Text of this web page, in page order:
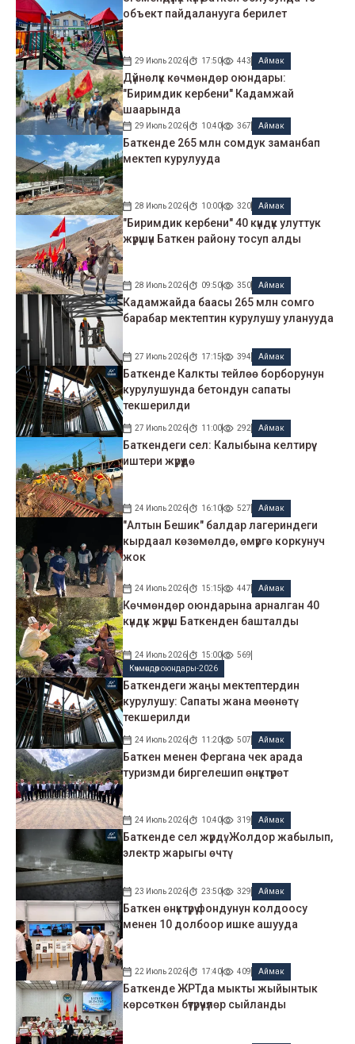
объект пайдаланууга берилет
29 Июль 2026 17:50 443 Аймак
Дүйнөлүк көчмөндөр оюндары:
"Биримдик кербени" Кадамжай
шаарында
29 Июль 2026 10:40 367 Аймак
Баткенде 265 млн сомдук заманбап
мектеп курулууда
28 Июль 2026 10:00 320 Аймак
"Биримдик кербени" 40 күндүк улуттук
жүрүшүн Баткен району тосуп алды
28 Июль 2026 09:50 350 Аймак
Кадамжайда баасы 265 млн сомго
барабар мектептин курулушу уланууда
27 Июль 2026 17:15 394 Аймак
Баткенде Калкты тейлөө борборунун
курулушунда бетондун сапаты
текшерилди
27 Июль 2026 11:00 292 Аймак
Баткендеги сел: Калыбына келтирүү
иштери жүрүүдө
24 Июль 2026 16:10 527 Аймак
"Алтын Бешик" балдар лагериндеги
кырдаал көзөмөлдө, өмүргө коркунуч
жок
24 Июль 2026 15:15 447 Аймак
Көчмөндөр оюндарына арналган 40
күндүк жүрүш Баткенден башталды
24 Июль 2026 15:00
569
Көчмөндөр оюндары-2026
Баткендеги жаңы мектептердин
курулушу: Сапаты жана мөөнөтү
текшерилди
24 Июль 2026 11:20 507 Аймак
Баткен менен Фергана чек арада
туризмди биргелешип өнүктүрөт
24 Июль 2026 10:40 319 Аймак
Баткенде сел жүрдү: Жолдор жабылып,
электр жарыгы өчтү
23 Июль 2026 23:50 329 Аймак
Баткен өнүктүрүү фондунун колдоосу
менен 10 долбоор ишке ашууда
22 Июль 2026 17:40 409 Аймак
Баткенде ЖРТда мыкты жыйынтык
көрсөткөн бүтүрүүчүлөр сыйланды